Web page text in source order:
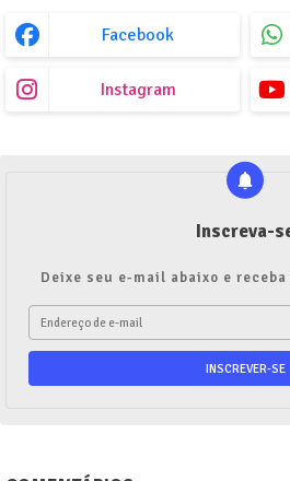
Facebook
Instagram
Inscreva-
Deixe seu e-mail abaixo e